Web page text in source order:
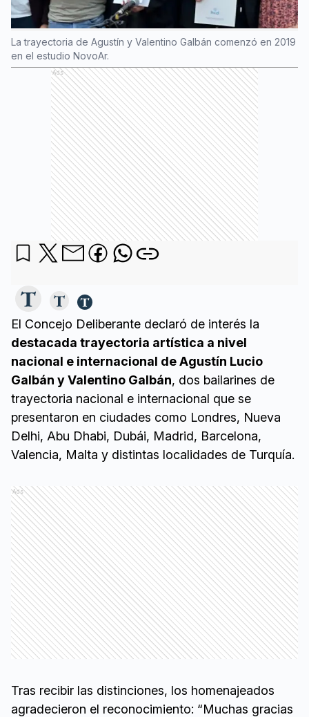
La trayectoria de Agustín y Valentino Galbán comenzó en 2019
en el estudio NovoAr.
Ads
El Concejo Deliberante declaró de interés la
destacada trayectoria artística a nivel
nacional e internacional de Agustín Lucio
Galbán y Valentino Galbán, dos bailarines de
trayectoria nacional e internacional que se
presentaron en ciudades como Londres, Nueva
Delhi, Abu Dhabi, Dubái, Madrid, Barcelona,
Valencia, Malta y distintas localidades de Turquía.
Ads
Tras recibir las distinciones, los homenajeados
agradecieron el reconocimiento: “Muchas gracias